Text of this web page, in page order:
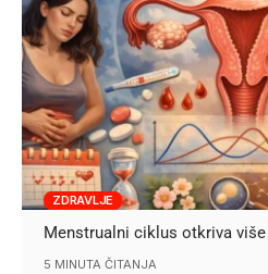
ZDRAVLJE
Menstrualni ciklus otkriva
5 MINUTA ČITANJA